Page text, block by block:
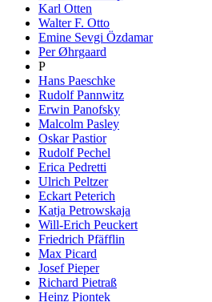
Karl Otten
Walter F. Otto
Emine Sevgi Özdamar
Per Øhrgaard
P
Hans Paeschke
Rudolf Pannwitz
Erwin Panofsky
Malcolm Pasley
Oskar Pastior
Rudolf Pechel
Erica Pedretti
Ulrich Peltzer
Eckart Peterich
Katja Petrowskaja
Will-Erich Peuckert
Friedrich Pfäfflin
Max Picard
Josef Pieper
Richard Pietraß
Heinz Piontek